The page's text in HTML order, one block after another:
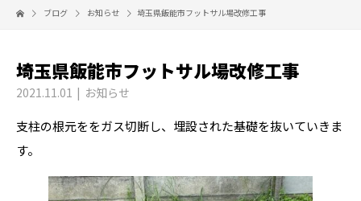
ブログ お知らせ 埼玉県飯能市フットサル場改修工事
埼玉県飯能市フットサル場改修工事
2021.11.01 お知らせ
支柱の根元ををガス切断し、埋設された基礎を抜いていきま
す。